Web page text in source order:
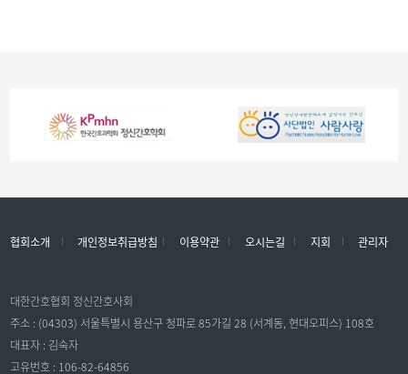
협회소개 개인정보취급방침 이용약관 오시는길 지회 관리자
대한간호협회 정신간호사회
주소 : (04303) 서울특별시 용산구 청파로 85가길 28 (서계동, 현대오피스) 108호
대표자 : 김숙자
고유번호 : 106-82-64856